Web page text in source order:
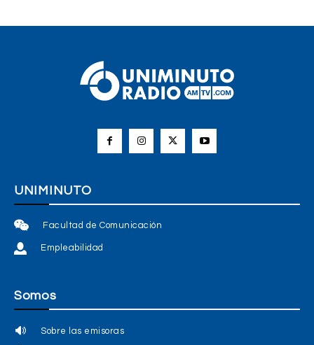
UNIMINUTO
Facultad de Comunicación
Empleabilidad
Somos
Sobre las emisoras